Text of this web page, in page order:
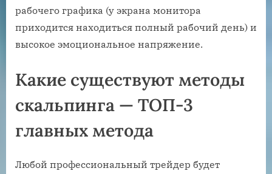
рабочего графика (у экрана монитора
приходится находиться полный рабочий день) и
высокое эмоциональное напряжение.
Какие существуют методы
скальпинга — ТОП-3
главных метода
Любой профессиональный трейдер будет